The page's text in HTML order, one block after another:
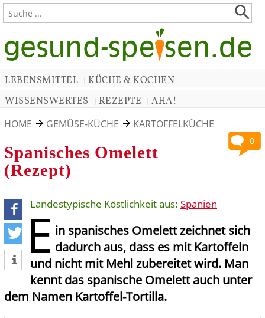
LEBENSMITTEL
KÜCHE & KOCHEN
WISSENSWERTES
REZEPTE
AHA!
HOME
GEMÜSE-KÜCHE KARTOFFELKÜCHE
0
Spanisches Omelett
(Rezept)
teilen
tweet
Landestypische Köstlichkeit aus: Spanien
E in spanisches Omelett zeichnet sich
dadurch aus, dass es mit Kartoffeln
und nicht mit Mehl zubereitet wird. Man
kennt das spanische Omelett auch unter
dem Namen Kartoffel-Tortilla.